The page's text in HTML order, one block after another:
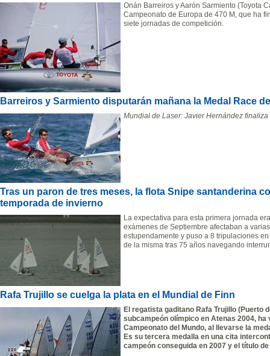
Onán Barreiros y Aarón Sarmiento (Toyota
Campeonato de Europa de 470 M, que ha
siete jornadas de competición.
Barreiros y Sarmiento disputarán mañana la Medal Race
Mundial de Laser: Javier Hernández
Tras un paron de tres meses, la flota Snipe santanderina
temporada de invierno
La expectativa para esta primera jornada
exámenes de Septiembre afectaban a
estupendamente y puso a 8 tripulaciones
de la misma tras 75 años navegando
Rafa Trujillo se cuelga la plata en el Mundial de Finn
El regatista gaditano Rafa Trujillo (Puerto
subcampeón olímpico en Atenas 2004, ha
Campeonato del Mundo, al llevarse la
Es su tercera medalla en una cita
campeón conseguida en 2007 y el título